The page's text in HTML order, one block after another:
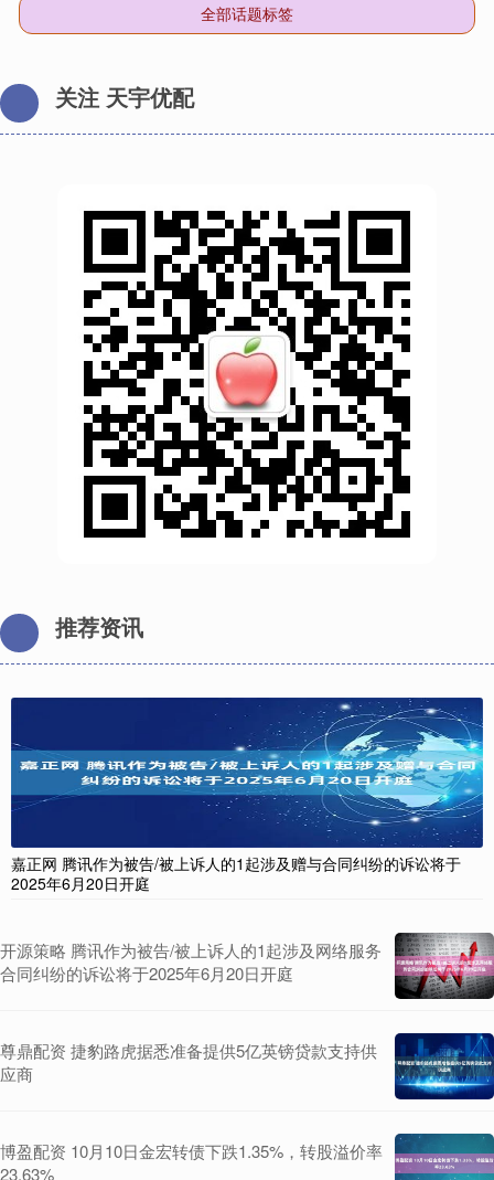
全部话题标签
关注 天宇优配
推荐资讯
嘉正网 腾讯作为被告/被上诉人的1起涉及赠与合同纠纷的诉讼将于
2025年6月20日开庭
开源策略 腾讯作为被告/被上诉人的1起涉及网络服务
合同纠纷的诉讼将于2025年6月20日开庭
尊鼎配资 捷豹路虎据悉准备提供5亿英镑贷款支持供
应商
博盈配资 10月10日金宏转债下跌1.35%，转股溢价率
23.63%